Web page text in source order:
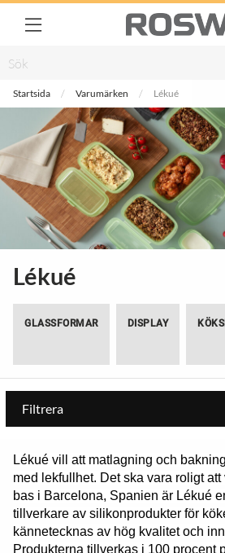
Startsida Varumärken Lékué
Lékué
GLASSFORMAR DISPLAY
Filtrera
Lékué vill att matlagning och
med lekfullhet. Det ska vara roligt
bas i Barcelona, Spanien är Lékué
tillverkare av silikonprodukter för
kännetecknas av hög kvalitet och
Produkterna tillverkas i 100 procent